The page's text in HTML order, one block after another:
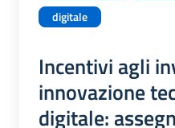
digitale
Incentivi agli
innovazione
digitale: